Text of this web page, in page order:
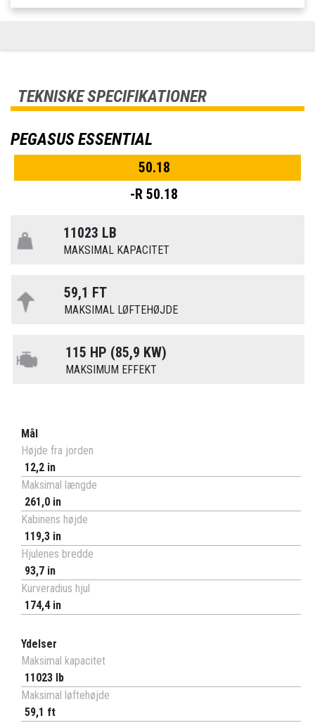
TEKNISKE SPECIFIKATIONER
PEGASUS ESSENTIAL
50.18
-R 50.18
11023 LB
MAKSIMAL KAPACITET
59,1 FT
MAKSIMAL LØFTEHØJDE
115 HP (85,9 KW)
MAKSIMUM EFFEKT
Mål
Højde fra jorden
12,2 in
Maksimal længde
261,0 in
Kabinens højde
119,3 in
Hjulenes bredde
93,7 in
Kurveradius hjul
174,4 in
Ydelser
Maksimal kapacitet
11023 lb
Maksimal løftehøjde
59,1 ft